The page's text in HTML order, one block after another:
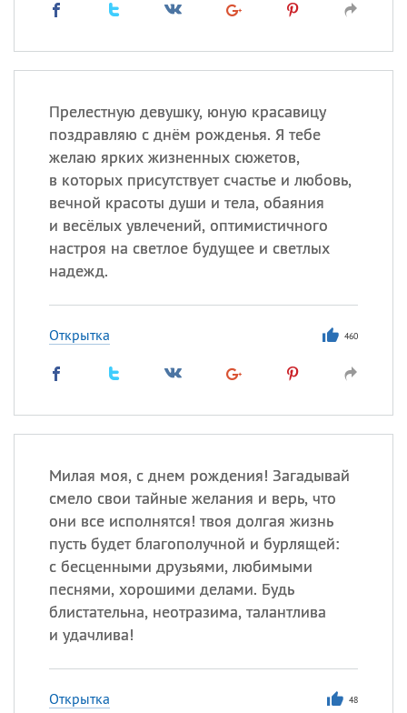
Прелестную девушку, юную красавицу
поздравляю с днём рожденья. Я тебе
желаю ярких жизненных сюжетов,
в которых присутствует счастье и любовь,
вечной красоты души и тела, обаяния
и весёлых увлечений, оптимистичного
настроя на светлое будущее и светлых
надежд.
Открытка 460
Милая моя, с днем рождения! Загадывай
смело свои тайные желания и верь, что
они все исполнятся! твоя долгая жизнь
пусть будет благополучной и бурлящей:
с бесценными друзьями, любимыми
песнями, хорошими делами. Будь
блистательна, неотразима, талантлива
и удачлива!
Открытка 48